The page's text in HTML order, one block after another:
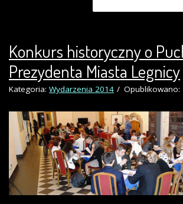
Konkurs historyczny o
Prezydenta Miasta Legnicy
Kategoria: Wydarzenia 2014